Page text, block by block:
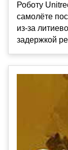
Роботу
самолёте
из-за
задержкой